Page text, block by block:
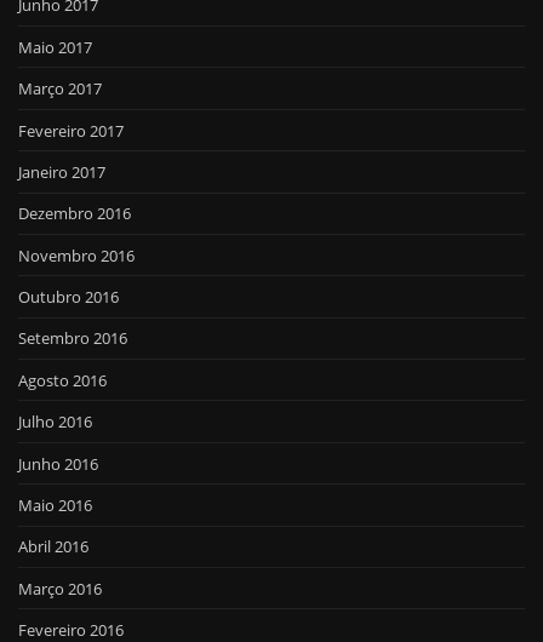
Junho 2017
Maio 2017
Março 2017
Fevereiro 2017
Janeiro 2017
Dezembro 2016
Novembro 2016
Outubro 2016
Setembro 2016
Agosto 2016
Julho 2016
Junho 2016
Maio 2016
Abril 2016
Março 2016
Fevereiro 2016